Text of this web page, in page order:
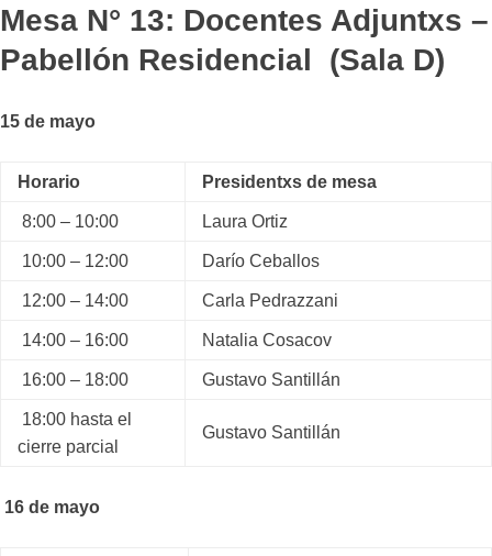
Mesa N° 13: Docentes Adjuntxs –
Pabellón Residencial (Sala D)
15 de mayo
Horario Presidentxs de mesa
8:00 – 10:00 Laura Ortiz
10:00 – 12:00 Darío Ceballos
12:00 – 14:00 Carla Pedrazzani
14:00 – 16:00 Natalia Cosacov
16:00 – 18:00 Gustavo Santillán
18:00 hasta el
cierre parcial
Gustavo Santillán
16 de mayo